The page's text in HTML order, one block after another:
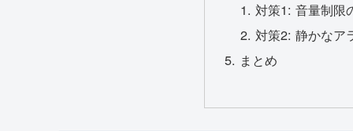
対策1: 音量制限
対策2: 静かなア
まとめ